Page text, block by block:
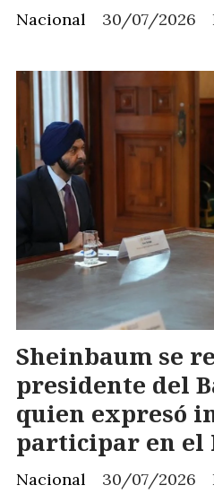
Nacional 30/07/2026
Sheinbaum se
presidente del
quien expresó
participar en el
Nacional 30/07/2026